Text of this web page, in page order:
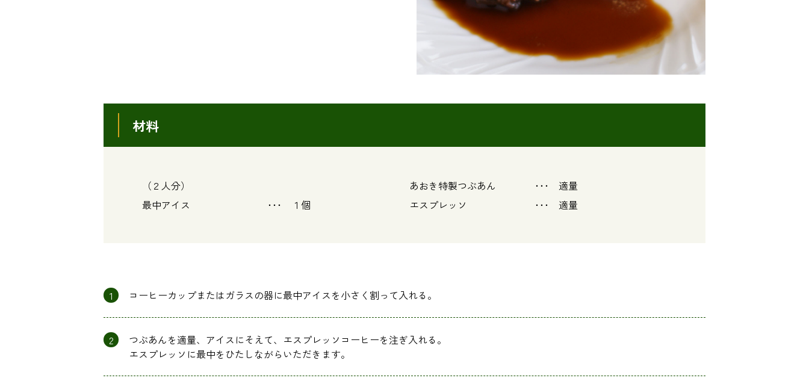
材料
（２人分）
最中アイス ･･･ １個
あおき特製つぶあん ･･･ 適量
エスプレッソ ･･･ 適量
1 コーヒーカップまたはガラスの器に最中アイスを小さく割って入れる。
2
つぶあんを適量、アイスにそえて、エスプレッソコーヒーを注ぎ入れる。
エスプレッソに最中をひたしながらいただきます。